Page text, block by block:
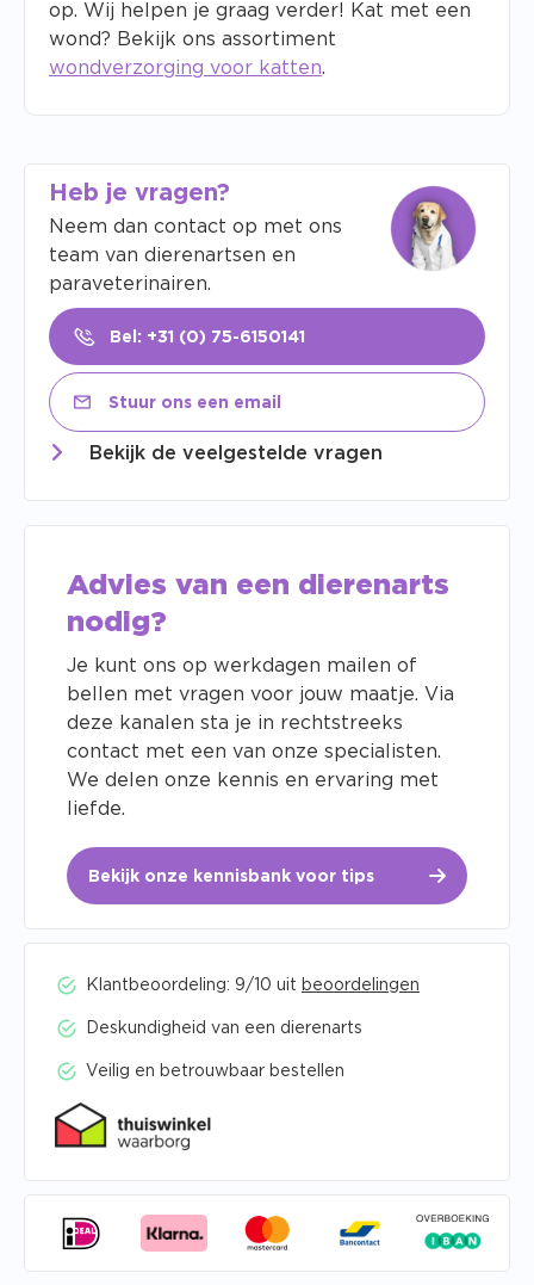
op. Wij helpen je graag verder! Kat met een
wond? Bekijk ons assortiment
wondverzorging voor katten.
Heb je vragen?
Neem dan contact op met ons
team van dierenartsen en
paraveterinairen.
Bel: +31 (0) 75-6150141
Stuur ons een email
Bekijk de veelgestelde vragen
Advies van een dierenarts
nodig?
Je kunt ons op werkdagen mailen of
bellen met vragen voor jouw maatje. Via
deze kanalen sta je in rechtstreeks
contact met een van onze specialisten.
We delen onze kennis en ervaring met
liefde.
Bekijk onze kennisbank voor tips
Klantbeoordeling: 9/10 uit beoordelingen
Deskundigheid van een dierenarts
Veilig en betrouwbaar bestellen